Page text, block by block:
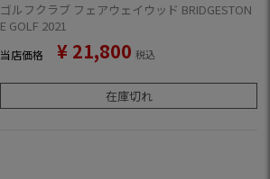
ゴルフクラブ フェアウェイウッド BRIDGESTON
E GOLF 2021
当店価格 ¥ 21,800 税込
在庫切れ